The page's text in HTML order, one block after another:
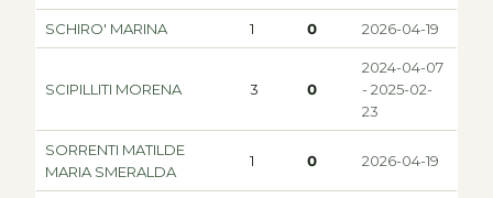
SCHIRO' MARINA 1 0 2026-04-19
SCIPILLITI MORENA 3 0
2024-04-07
- 2025-02-
23
SORRENTI MATILDE
MARIA SMERALDA
1 0 2026-04-19